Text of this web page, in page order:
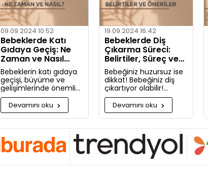
09.09.2024 10:52
Bebeklerde Katı
Gıdaya Geçiş: Ne
Zaman ve Nasıl
Başlanmalı?
Bebeklerin katı gıdaya
geçişi, büyüme ve
gelişimlerinde önemli
bir aşamadır. Bu
konuda bilmeniz
gerekenleri detaylıca
anlattık!
Devamını oku
19.09.2024 16:42
Bebeklerde Diş
Çıkarma Süreci:
Belirtiler, Süreç ve
Rahatlatıcı Öneriler
Bebeğiniz huzursuz ise
dikkat! Bebeğiniz diş
çıkartıyor olabilir!
Bugün bebeğinizin diş
çıkarma belirtilerini ve
sizi rahatlatacak
önerileri paylaşıyoruz.
Devamını oku